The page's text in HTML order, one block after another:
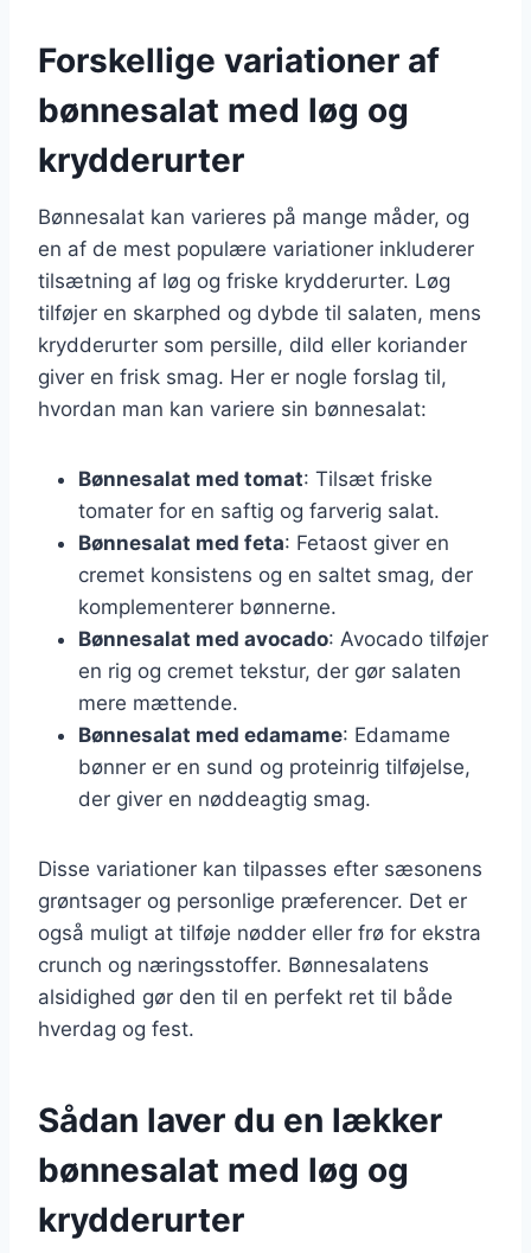
Forskellige variationer af
bønnesalat med løg og
krydderurter
Bønnesalat kan varieres på mange måder, og
en af de mest populære variationer inkluderer
tilsætning af løg og friske krydderurter. Løg
tilføjer en skarphed og dybde til salaten, mens
krydderurter som persille, dild eller koriander
giver en frisk smag. Her er nogle forslag til,
hvordan man kan variere sin bønnesalat:
Bønnesalat med tomat: Tilsæt friske
tomater for en saftig og farverig salat.
Bønnesalat med feta: Fetaost giver en
cremet konsistens og en saltet smag, der
komplementerer bønnerne.
Bønnesalat med avocado: Avocado tilføjer
en rig og cremet tekstur, der gør salaten
mere mættende.
Bønnesalat med edamame: Edamame
bønner er en sund og proteinrig tilføjelse,
der giver en nøddeagtig smag.
Disse variationer kan tilpasses efter sæsonens
grøntsager og personlige præferencer. Det er
også muligt at tilføje nødder eller frø for ekstra
crunch og næringsstoffer. Bønnesalatens
alsidighed gør den til en perfekt ret til både
hverdag og fest.
Sådan laver du en lækker
bønnesalat med løg og
krydderurter